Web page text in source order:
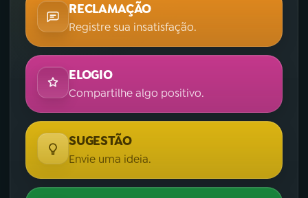
RECLAMAÇÃO
Registre sua insatisfação.
ELOGIO
Compartilhe algo positivo.
SUGESTÃO
Envie uma ideia.